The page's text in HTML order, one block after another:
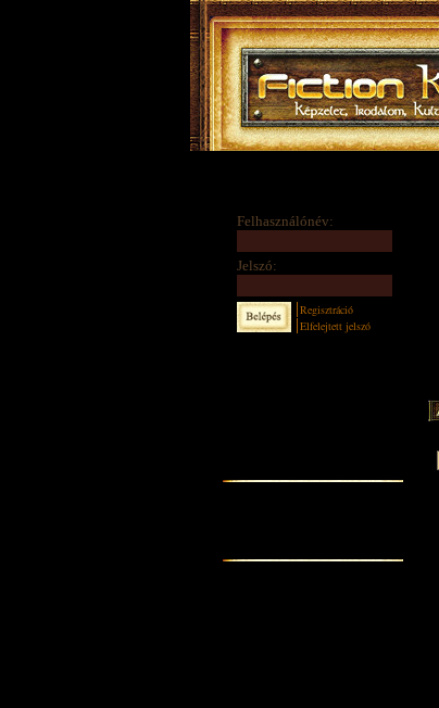
Felhasználónév:
Jelszó:
Regisztráció
Elfelejtett jelszó